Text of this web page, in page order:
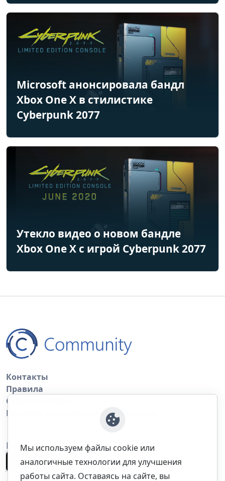
Microsoft анонсировала бандл
Xbox One X в стилистике
Cyberpunk 2077
Утекло видео о новом бандле
Xbox One X с игрой Cyberpunk 2077
Контакты
Правила
Обратная связь
Правила копирования материалов
Приложение
Мы используем файлы cookie или
аналогичные технологии для улучшения
работы сайта. Оставаясь на сайте, вы